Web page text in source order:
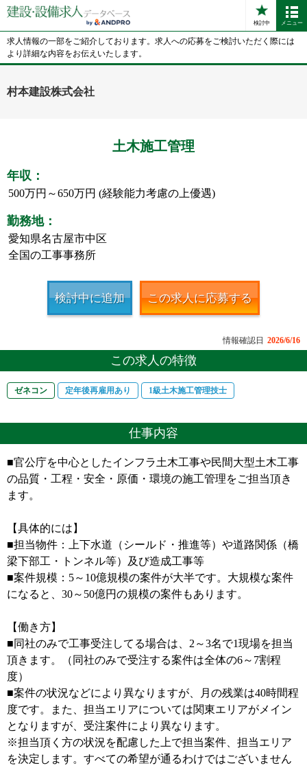
検討中 メニュー
求人情報の一部をご紹介しております。求人への応募をご検討いただく際には
より詳細な内容をお伝えいたします。
村本建設株式会社
土木施工管理
年収：
500万円～650万円 (経験能力考慮の上優遇)
勤務地：
愛知県名古屋市中区
全国の工事事務所
検討中に追加 この求人に応募する
情報確認日 2026/6/16
この求人の特徴
ゼネコン 定年後再雇用あり 1級土木施工管理技士
仕事内容
■官公庁を中心としたインフラ土木工事や民間大型土木工事
の品質・工程・安全・原価・環境の施工管理をご担当頂き
ます。
【具体的には】
■担当物件：上下水道（シールド・推進等）や道路関係（橋
梁下部工・トンネル等）及び造成工事等
■案件規模：5～10億規模の案件が大半です。大規模な案件
になると、30～50億円の規模の案件もあります。
【働き方】
■同社のみで工事受注してる場合は、2～3名で1現場を担当
頂きます。（同社のみで受注する案件は全体の6～7割程
度）
■案件の状況などにより異なりますが、月の残業は40時間程
度です。また、担当エリアについては関東エリアがメイン
となりますが、受注案件により異なります。
※担当頂く方の状況を配慮した上で担当案件、担当エリア
を決定します。すべての希望が通るわけではございません